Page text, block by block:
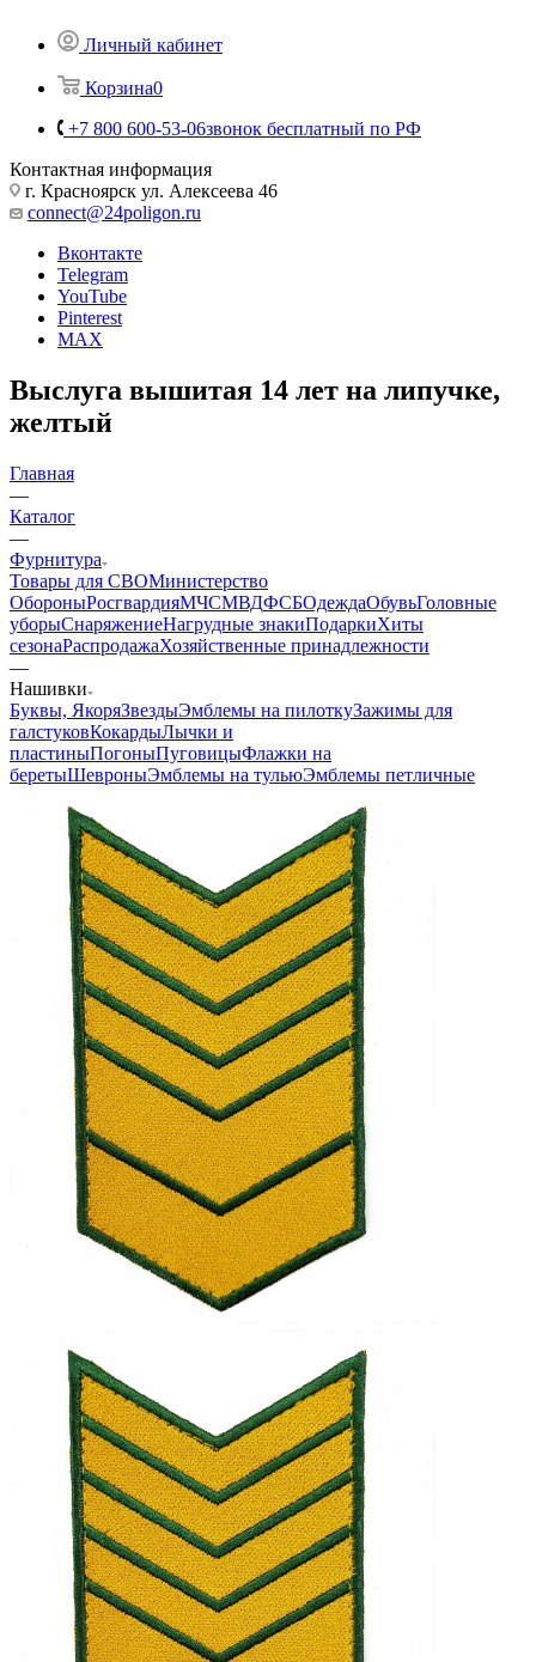
Личный кабинет
Корзина0
+7 800 600-53-06звонок бесплатный по РФ
Контактная информация
г. Красноярск ул. Алексеева 46
connect@24poligon.ru
Вконтакте
Telegram
YouTube
Pinterest
MAX
Выслуга вышитая 14 лет на липучке,
желтый
Главная
—
Каталог
—
Фурнитура
Товары для СВОМинистерство
ОбороныРосгвардияМЧСМВДФСБОдеждаОбувьГоловные
уборыСнаряжениеНагрудные знакиПодаркиХиты
сезонаРаспродажаХозяйственные принадлежности
—
Нашивки
Буквы, ЯкоряЗвездыЭмблемы на пилоткуЗажимы для
галстуковКокардыЛычки и
пластиныПогоныПуговицыФлажки на
беретыШевроныЭмблемы на тульюЭмблемы петличные